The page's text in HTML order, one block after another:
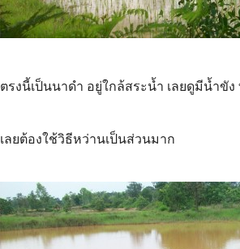
ตรงนี้เป็นนาดำ อยู่ใกล้สระน้ำ เลยดูมีน้ำ
เลยต้องใช้วิธีหว่านเป็นส่วนมาก